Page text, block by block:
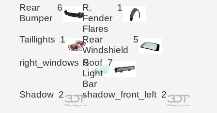
Rear
Bumper
6
R.
Fender
Flares
1
Taillights 1
Rear
Windshield
5
right_windows 5
Roof
Light
Bar
7
Shadow 2 shadow_front_left 2